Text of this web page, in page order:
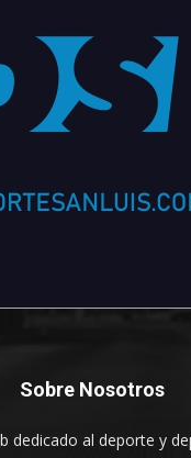
Sobre Nosotros
dedicado al deporte y